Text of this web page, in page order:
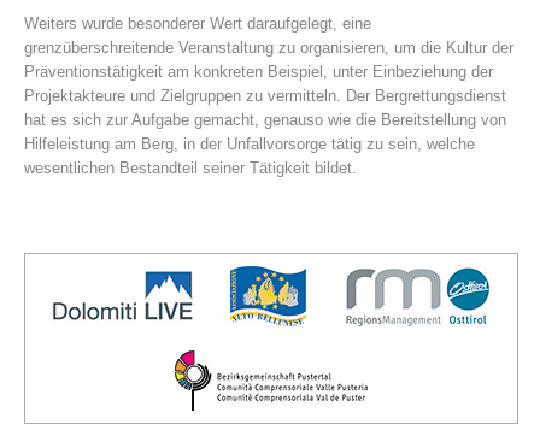
Mountain Rescue Stations
Weiters wurde besonderer Wert daraufgelegt, eine
grenzüberschreitende Veranstaltung zu organisieren, um die Kultur der
Präventionstätigkeit am konkreten Beispiel, unter Einbeziehung der
Projektakteure und Zielgruppen zu vermitteln. Der Bergrettungsdienst
hat es sich zur Aufgabe gemacht, genauso wie die Bereitstellung von
Hilfeleistung am Berg, in der Unfallvorsorge tätig zu sein, welche
wesentlichen Bestandteil seiner Tätigkeit bildet.